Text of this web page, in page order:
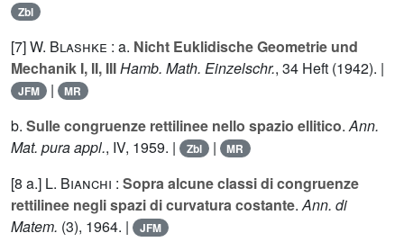
Zbl
[7]W. Blashke : a. Nicht Euklidische Geometrie und
Mechanik I, II, IIIHamb. Math. Einzelschr., 34 Heft (1942). |
JFM | MR
b. Sulle congruenze rettilinee nello spazio ellitico.Ann.
Mat. pura appl., IV, 1959. | Zbl | MR
[8 a.] L. Bianchi : Sopra alcune classi di congruenze
rettilinee negli spazi di curvatura costante.Ann. di
Matem. (3), 1964. | JFM